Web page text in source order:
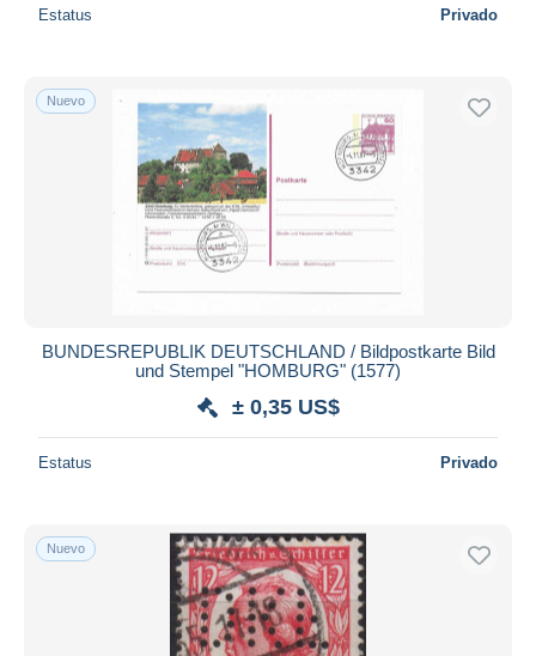
Estatus Privado
Nuevo
BUNDESREPUBLIK DEUTSCHLAND / Bildpostkarte Bild
und Stempel "HOMBURG" (1577)
± 0,35 US$
Estatus Privado
Nuevo